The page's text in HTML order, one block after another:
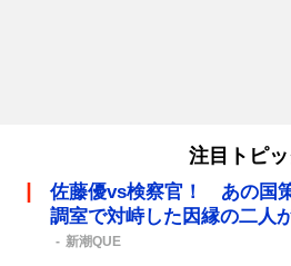
注目トピッ
佐藤優vs検察官！ あの国
調室で対峙した因縁の二人
新潮QUE